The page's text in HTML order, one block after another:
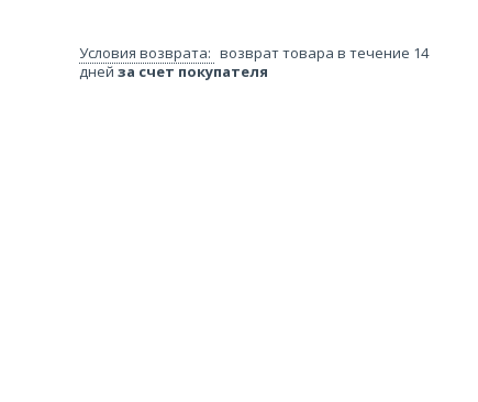
возврат товара в течение 14
дней за счет покупателя